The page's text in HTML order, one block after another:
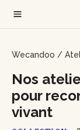
Wecandoo /
Nos
pour
vivant